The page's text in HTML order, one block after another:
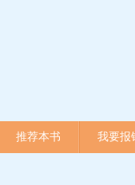
推荐本书 我要报